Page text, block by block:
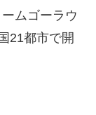
ムゴーラウ
21都市で開